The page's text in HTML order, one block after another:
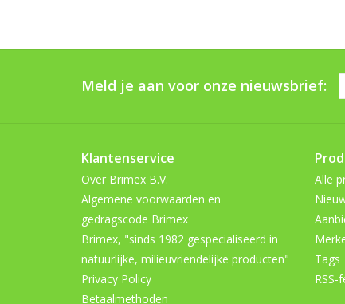
Meld je aan voor onze nieuwsbrief:
Klantenservice
Over Brimex B.V.
Algemene voorwaarden en
gedragscode Brimex
Brimex, "sinds 1982 gespecialiseerd in
natuurlijke, milieuvriendelijke producten"
Privacy Policy
Betaalmethoden
Alle
Tags
RSS-